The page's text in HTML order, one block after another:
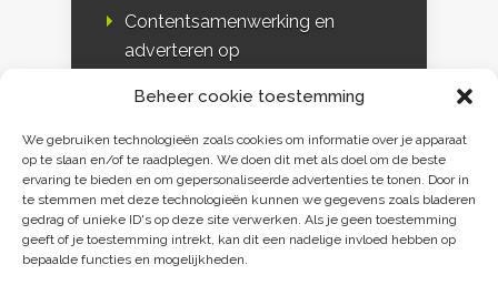
Beheer cookie toestemming
We gebruiken technologieën zoals cookies om informatie over je apparaat
op te slaan en/of te raadplegen. We doen dit met als doel om de beste
ervaring te bieden en om gepersonaliseerde advertenties te tonen. Door in
te stemmen met deze technologieën kunnen we gegevens zoals bladeren
gedrag of unieke ID's op deze site verwerken. Als je geen toestemming
geeft of je toestemming intrekt, kan dit een nadelige invloed hebben op
bepaalde functies en mogelijkheden.
Contentsamenwerking en
adverteren op
DK & media
Disclaimer
Privacy verklaring